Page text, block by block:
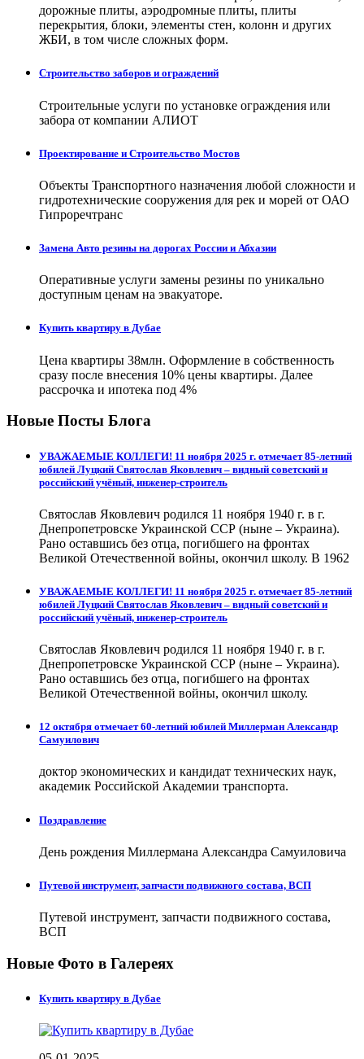
дорожные плиты, аэродромные плиты, плиты
перекрытия, блоки, элементы стен, колонн и других
ЖБИ, в том числе сложных форм.
Строительство заборов и ограждений
Строительные услуги по установке ограждения или
забора от компании АЛИОТ
Проектирование и Строительство Мостов
Объекты Транспортного назначения любой сложности и
гидротехнические сооружения для рек и морей от ОАО
Гипроречтранс
Замена Авто резины на дорогах России и Абхазии
Оперативные услуги замены резины по уникально
доступным ценам на эвакуаторе.
Купить квартиру в Дубае
Цена квартиры 38млн. Оформление в собственность
сразу после внесения 10% цены квартиры. Далее
рассрочка и ипотека под 4%
Новые Посты Блога
УВАЖАЕМЫЕ КОЛЛЕГИ! 11 ноября 2025 г. отмечает 85-летний
юбилей Луцкий Святослав Яковлевич – видный советский и
российский учёный, инженер-строитель
Святослав Яковлевич родился 11 ноября 1940 г. в г.
Днепропетровске Украинской ССР (ныне – Украина).
Рано оставшись без отца, погибшего на фронтах
Великой Отечественной войны, окончил школу. В 1962
УВАЖАЕМЫЕ КОЛЛЕГИ! 11 ноября 2025 г. отмечает 85-летний
юбилей Луцкий Святослав Яковлевич – видный советский и
российский учёный, инженер-строитель
Святослав Яковлевич родился 11 ноября 1940 г. в г.
Днепропетровске Украинской ССР (ныне – Украина).
Рано оставшись без отца, погибшего на фронтах
Великой Отечественной войны, окончил школу.
12 октября отмечает 60-летний юбилей Миллерман Александр
Самуилович
доктор экономических и кандидат технических наук,
академик Российской Академии транспорта.
Поздравление
День рождения Миллермана Александра Самуиловича
Путевой инструмент, запчасти подвижного состава, ВСП
Путевой инструмент, запчасти подвижного состава,
ВСП
Новые Фото в Галереях
Купить квартиру в Дубае